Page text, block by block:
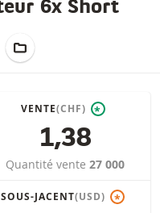
6x Short
À LA LISTE DE SUIVI
VENTE(CHF) *
1,38
Quantité vente 27 000
SOUS-JACENT(USD) *